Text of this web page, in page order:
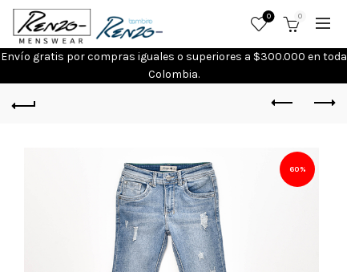
0 0
Envío gratis por compras iguales o superiores a $300.000 en toda
Colombia.
60%